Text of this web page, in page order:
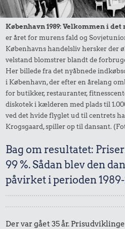
København 1989: Velkommen i
er året for murens fald og
Københavns handelsliv hersker der
velstand blomstrer blandt de
Her billede fra det nyåbnede
i København, der efter en årelang
for butikker, restauranter,
diskotek i kælderen med plads til
ved det hvide flyglet ud til centrets
Krogsgaard, spiller op til dansant.
Bag om resultatet:
99 %. Sådan blev den
påvirket i perioden
Der var gået 35 år.